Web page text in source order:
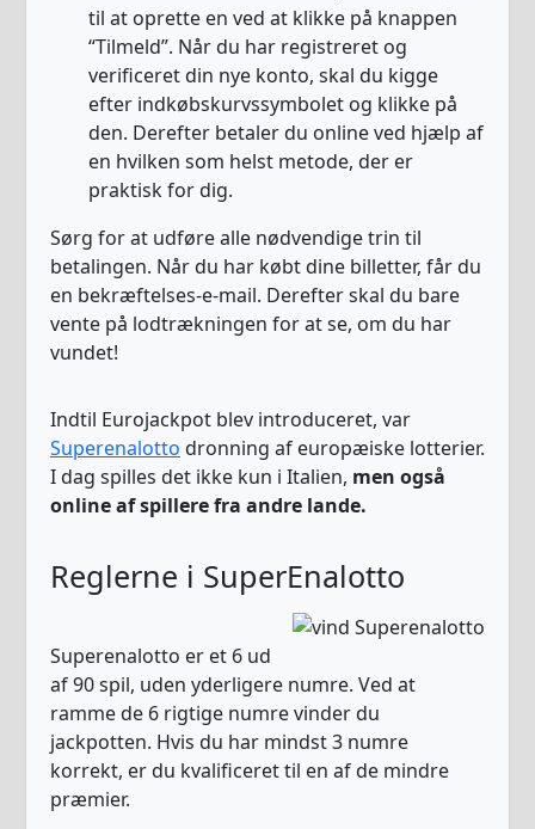
til at oprette en ved at klikke på knappen
“Tilmeld”. Når du har registreret og
verificeret din nye konto, skal du kigge
efter indkøbskurvssymbolet og klikke på
den. Derefter betaler du online ved hjælp af
en hvilken som helst metode, der er
praktisk for dig.
Sørg for at udføre alle nødvendige trin til
betalingen. Når du har købt dine billetter, får du
en bekræftelses-e-mail. Derefter skal du bare
vente på lodtrækningen for at se, om du har
vundet!
Indtil Eurojackpot blev introduceret, var
Superenalotto dronning af europæiske lotterier.
I dag spilles det ikke kun i Italien, men også
online af spillere fra andre lande.
Reglerne i SuperEnalotto
Superenalotto er et 6 ud
af 90 spil, uden yderligere numre. Ved at
ramme de 6 rigtige numre vinder du
jackpotten. Hvis du har mindst 3 numre
korrekt, er du kvalificeret til en af de mindre
præmier.